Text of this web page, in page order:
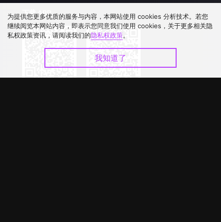
下载 APP
为提供您更多优质的服务与内容，本网站使用 cookies 分析技术。若您
继续阅览本网站内容，即表示您同意我们使用 cookies，关于更多相关隐
私权政策资讯，请阅读我们的隐私权政策。
我知道了